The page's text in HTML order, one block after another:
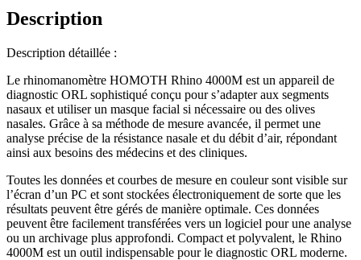
Description
Description détaillée :
Le rhinomanomètre HOMOTH Rhino 4000M est un appareil de
diagnostic ORL sophistiqué conçu pour s’adapter aux segments
nasaux et utiliser un masque facial si nécessaire ou des olives
nasales. Grâce à sa méthode de mesure avancée, il permet une
analyse précise de la résistance nasale et du débit d’air, répondant
ainsi aux besoins des médecins et des cliniques.
Toutes les données et courbes de mesure en couleur sont visible sur
l’écran d’un PC et sont stockées électroniquement de sorte que les
résultats peuvent être gérés de manière optimale. Ces données
peuvent être facilement transférées vers un logiciel pour une analyse
ou un archivage plus approfondi. Compact et polyvalent, le Rhino
4000M est un outil indispensable pour le diagnostic ORL moderne.